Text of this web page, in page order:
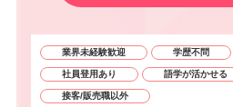
業界未経験歓迎 学歴不問
社員登用あり 語学が活かせる
接客/販売職以外